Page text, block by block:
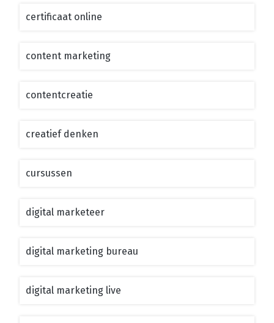
certificaat online
content marketing
contentcreatie
creatief denken
cursussen
digital marketeer
digital marketing bureau
digital marketing live